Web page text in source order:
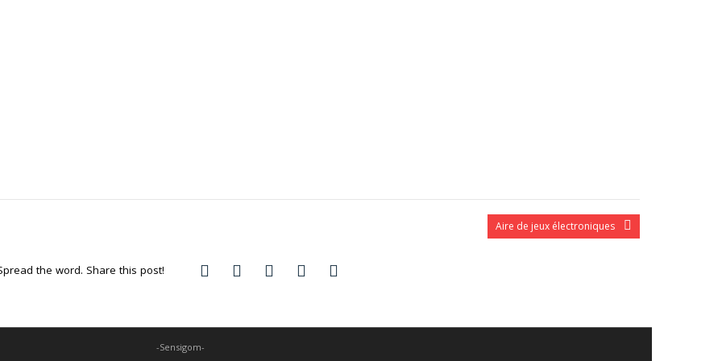
Aire de jeux électroniques
the word. Share this post!
-Sensigom-